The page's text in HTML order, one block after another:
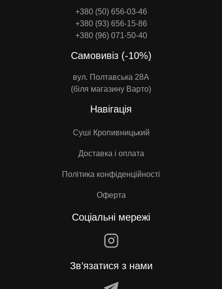
+380 (50) 656-03-46
+380 (93) 656-15-86
+380 (96) 071-50-40
Самовивіз (-10%)
вул. Полтавська 28А
(біля магазину Варто)
Навігація
Суші Кропивницький
Доставка і оплата
Політика конфіденційності
Оферта
Соціальні мережі
Зв’язатися з нами